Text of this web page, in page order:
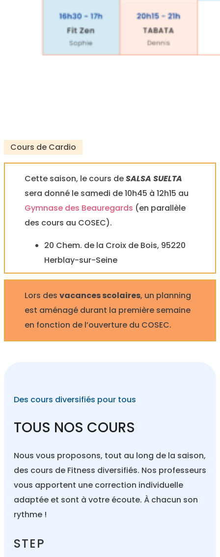
Cours de Cardio
Cette saison, le cours deSALSA SUELTA
sera donné le samedi de 10h45 à 12h15 au
Gymnase des Beauregards (en parallèle
des cours au COSEC).
20 Chem. de la Croix de Bois, 95220
Herblay-sur-Seine
Lors des vacances scolaires, un planning
est aménagé durant la première semaine
en fonction de l’ouverture du COSEC.
Des cours diversifiés pour tous
TOUS NOS COURS
Nous vous proposons, tout au long de la saison,
des cours de Fitness diversifiés. Nos professeurs
vous apportent une correction individuelle
adaptée et sont à votre écoute. À chacun son
rythme !
STEP